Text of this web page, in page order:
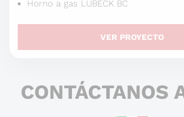
Horno a gas LUBECK BC
VER PROYECTO
CONTÁCTANOS